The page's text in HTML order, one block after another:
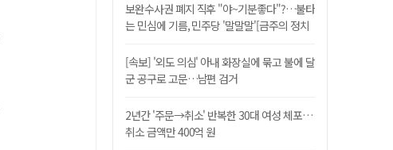
보완수사권 폐지 직후 "야~기분좋다"?…불타
는 민심에 기름, 민주당 '말말말'[금주의 정치
[속보] '외도 의심' 아내 화장실에 묶고 불에 달
군 공구로 고문…남편 검거
2년간 '주문→취소' 반복한 30대 여성 체포…
취소 금액만 400억 원